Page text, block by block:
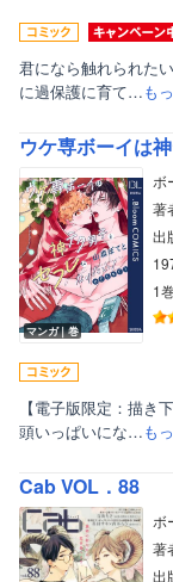
君になら触れられた
に過保護に育て…も
マンガ｜巻
ボ
著
出
1
【電子版限定：描き
頭いっぱいにな…も
Cab VOL．88
ボ
著
出